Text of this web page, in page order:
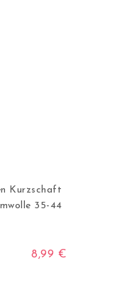
gewählt werden
Die Optionen
8,99 €
Dieses Produkt weist